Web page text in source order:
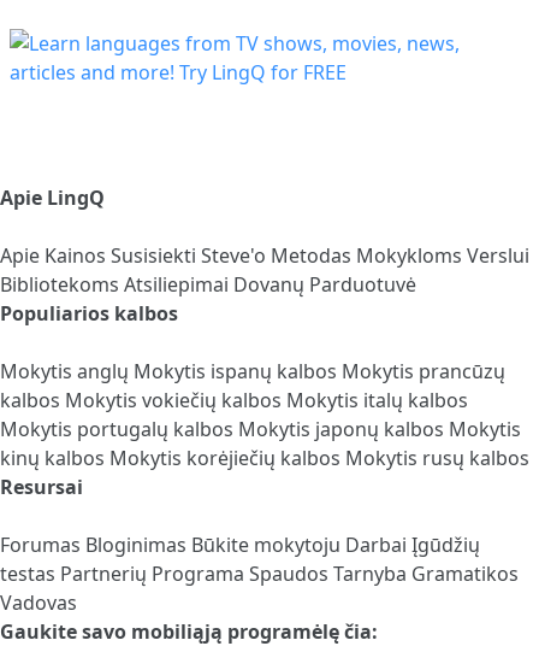
Apie LingQ
Apie Kainos Susisiekti Steve'o Metodas Mokykloms Verslui
Bibliotekoms Atsiliepimai Dovanų Parduotuvė
Populiarios kalbos
Mokytis anglų Mokytis ispanų kalbos Mokytis prancūzų
kalbos Mokytis vokiečių kalbos Mokytis italų kalbos
Mokytis portugalų kalbos Mokytis japonų kalbos Mokytis
kinų kalbos Mokytis korėjiečių kalbos Mokytis rusų kalbos
Resursai
Forumas Bloginimas Būkite mokytoju Darbai Įgūdžių
testas Partnerių Programa Spaudos Tarnyba Gramatikos
Vadovas
Gaukite savo mobiliąją programėlę čia: